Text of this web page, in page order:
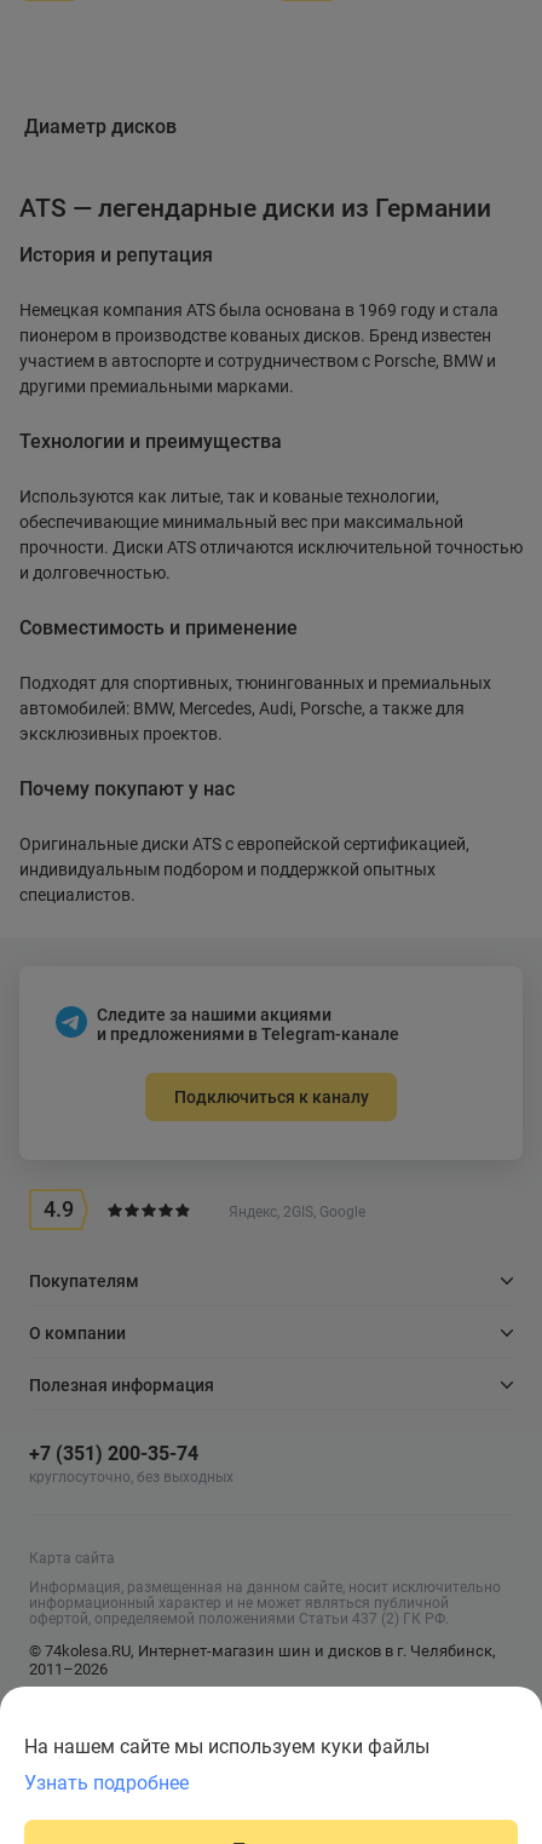
Диаметр дисков
ATS — легендарные диски из Германии
История и репутация
Немецкая компания ATS была основана в 1969 году и стала
пионером в производстве кованых дисков. Бренд известен
участием в автоспорте и сотрудничеством с Porsche, BMW и
другими премиальными марками.
Технологии и преимущества
Используются как литые, так и кованые технологии,
обеспечивающие минимальный вес при максимальной
прочности. Диски ATS отличаются исключительной точностью
и долговечностью.
Совместимость и применение
Подходят для спортивных, тюнингованных и премиальных
автомобилей: BMW, Mercedes, Audi, Porsche, а также для
эксклюзивных проектов.
Почему покупают у нас
Оригинальные диски ATS с европейской сертификацией,
индивидуальным подбором и поддержкой опытных
специалистов.
Следите за нашими акциями
и предложениями в Telegram-канале
Подключиться к каналу
4.9 Яндекс, 2GIS, Google
Покупателям
О компании
Полезная информация
+7 (351) 200-35-74
круглосуточно, без выходных
Карта сайта
Информация, размещенная на данном сайте, носит исключительно
информационный характер и не может являться публичной
офертой, определяемой положениями Статьи 437 (2) ГК РФ.
© 74kolesa.RU, Интернет-магазин шин и дисков в г. Челябинск,
2011–2026
На нашем сайте мы используем куки файлы
Узнать подробнее